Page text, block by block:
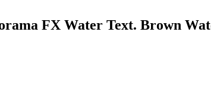
FX Water Text. Brown